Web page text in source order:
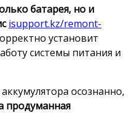
батарея, но и
isupport.kz/remont-
установит
системы питания и
осознанно,
продуманная